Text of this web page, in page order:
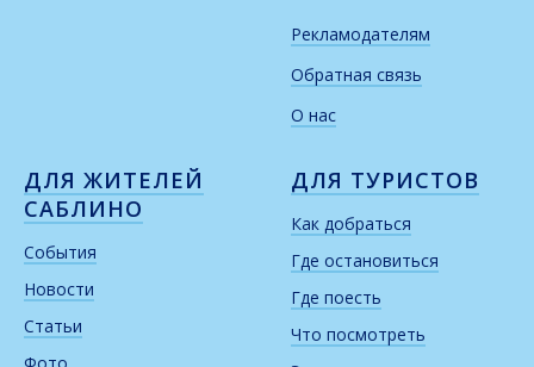
Рекламодателям
Обратная связь
О нас
ДЛЯ ЖИТЕЛЕЙ
САБЛИНО
События
Новости
Статьи
ДЛЯ ТУРИСТОВ
Как добраться
Где остановиться
Где поесть
Что посмотреть